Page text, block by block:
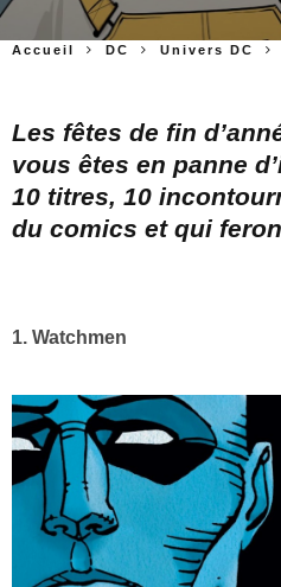
Accueil DC Univers DC
Les fêtes de fin
vous êtes en panne
10 titres, 10
du comics et qui
1. Watchmen